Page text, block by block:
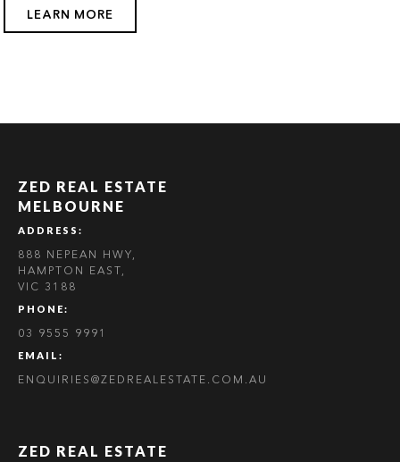
LEARN MORE
ZED REAL ESTATE
MELBOURNE
ADDRESS:
888 NEPEAN HWY,
HAMPTON EAST,
VIC 3188
PHONE:
03 9555 9991
EMAIL:
ENQUIRIES@ZEDREALESTATE.COM.AU
ZED REAL ESTATE